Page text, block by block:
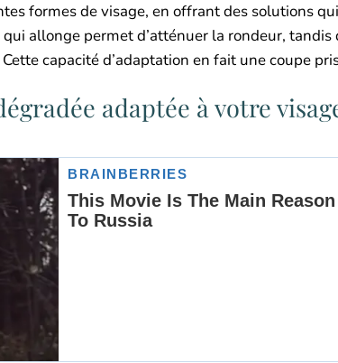
formes de visage, en offrant des solutions
allonge permet d’atténuer la rondeur,
capacité d’adaptation en fait une coupe
adaptée à votre